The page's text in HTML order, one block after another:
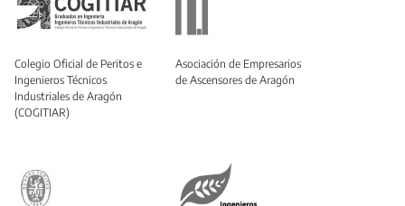
Colegio Oficial de Peritos e
Ingenieros Técnicos
Industriales de Aragón
(COGITIAR)
Asociación de Empresarios
de Ascensores de Aragón